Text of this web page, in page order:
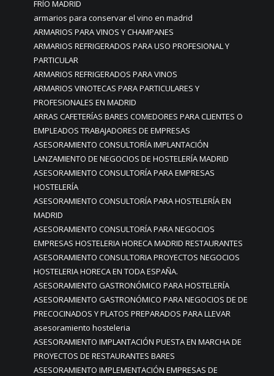
FRÍO MADRID
armarios para conservar el vino en madrid
ARMARIOS PARA VINOS Y CHAMPANES
ARMARIOS REFRIGERADOS PARA USO PROFESIONAL Y
PARTICULAR
ARMARIOS REFRIGERADOS PARA VINOS
ARMARIOS VINOTECAS PARA PARTICULARES Y
PROFESIONALES EN MADRID
ARRAS CAFETERÍAS BARES COMEDORES PARA CLIENTES O
EMPLEADOS TRABAJADORES DE EMPRESAS
ASESORAMIENTO CONSULTORÍA IMPLANTACIÓN
LANZAMIENTO DE NEGOCIOS DE HOSTELERÍA MADRID
ASESORAMIENTO CONSULTORÍA PARA EMPRESAS
HOSTELERÍA
ASESORAMIENTO CONSULTORÍA PARA HOSTELERÍA EN
MADRID
ASESORAMIENTO CONSULTORÍA PARA NEGOCIOS
EMPRESAS HOSTELERIA HORECA MADRID RESTAURANTES
ASESORAMIENTO CONSULTORIA PROYECTOS NEGOCIOS
HOSTELERIA HORECA EN TODA ESPAÑA.
ASESORAMIENTO GASTRONÓMICO PARA HOSTELERÍA
ASESORAMIENTO GASTRONÓMICO PARA NEGOCIOS DE DE
PRECOCINADOS Y PLATOS PREPARADOS PARA LLEVAR
asesoramiento hosteleria
ASESORAMIENTO IMPLANTACIÓN PUESTA EN MARCHA DE
PROYECTOS DE RESTAURANTES BARES
ASESORAMIENTO IMPLEMENTACIÓN EMPRESAS DE